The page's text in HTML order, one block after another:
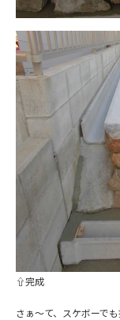
⇧完成
さぁ～て、スケボーで